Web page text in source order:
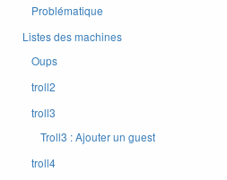
Problématique
Listes des machines
Oups
troll2
troll3
Troll3 : Ajouter un guest
troll4